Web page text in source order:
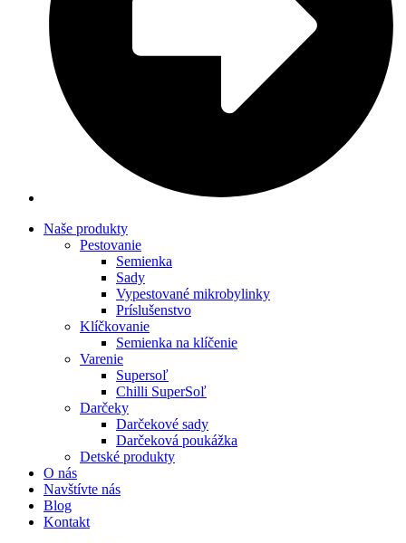
Naše produkty
Pestovanie
Semienka
Sady
Vypestované mikrobylinky
Príslušenstvo
Klíčkovanie
Semienka na klíčenie
Varenie
Supersoľ
Chilli SuperSoľ
Darčeky
Darčekové sady
Darčeková poukážka
Detské produkty
O nás
Navštívte nás
Blog
Kontakt